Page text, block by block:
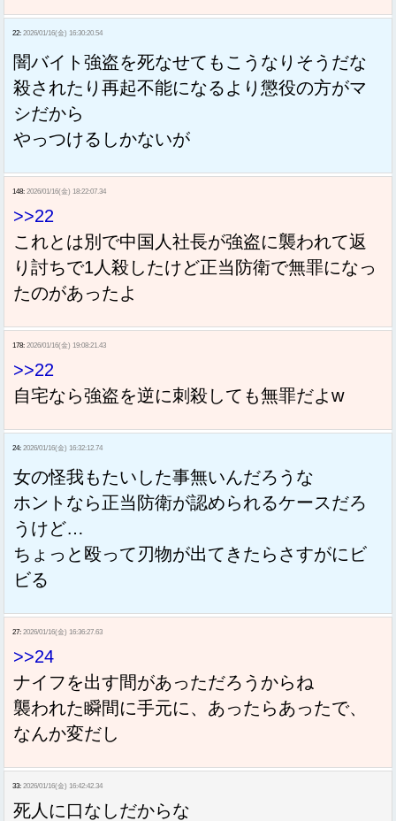
22: 2026/01/16(金) 16:30:20.54
闇バイト強盗を死なせてもこうなりそうだな
殺されたり再起不能になるより懲役の方がマ
シだから
やっつけるしかないが
148: 2026/01/16(金) 18:22:07.34
>>22
これとは別で中国人社長が強盗に襲われて返
り討ちで1人殺したけど正当防衛で無罪になっ
たのがあったよ
178: 2026/01/16(金) 19:08:21.43
>>22
自宅なら強盗を逆に刺殺しても無罪だよw
24: 2026/01/16(金) 16:32:12.74
女の怪我もたいした事無いんだろうな
ホントなら正当防衛が認められるケースだろ
うけど…
ちょっと殴って刃物が出てきたらさすがにビ
ビる
27: 2026/01/16(金) 16:36:27.63
>>24
ナイフを出す間があっただろうからね
襲われた瞬間に手元に、あったらあったで、
なんか変だし
33: 2026/01/16(金) 16:42:42.34
死人に口なしだからな